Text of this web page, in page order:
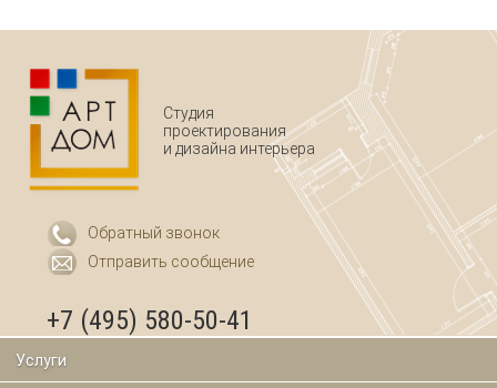
Студия
проектирования
и дизайна интерьера
Обратный звонок
Отправить сообщение
+7 (495) 580-50-41
Услуги